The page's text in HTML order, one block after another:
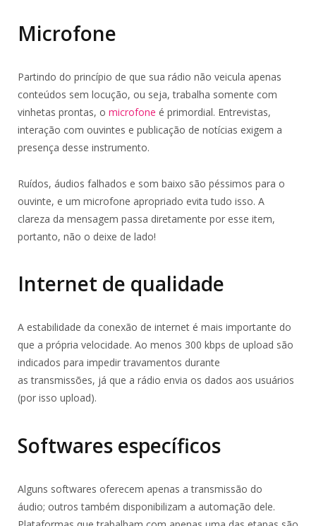
Microfone
Partindo do princípio de que sua rádio não veicula apenas
conteúdos sem locução, ou seja, trabalha somente com
vinhetas prontas, o microfone é primordial. Entrevistas,
interação com ouvintes e publicação de notícias exigem a
presença desse instrumento.
Ruídos, áudios falhados e som baixo são péssimos para o
ouvinte, e um microfone apropriado evita tudo isso. A
clareza da mensagem passa diretamente por esse item,
portanto, não o deixe de lado!
Internet de qualidade
A estabilidade da conexão de internet é mais importante do
que a própria velocidade. Ao menos 300 kbps de upload são
indicados para impedir travamentos durante
as transmissões, já que a rádio envia os dados aos usuários
(por isso upload).
Softwares específicos
Alguns softwares oferecem apenas a transmissão do
áudio; outros também disponibilizam a automação dele.